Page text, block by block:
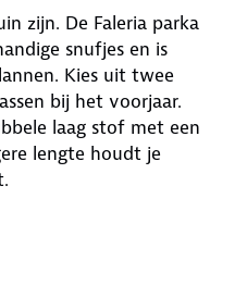
zijn. De Faleria parka
snufjes en is
Kies uit twee
bij het voorjaar.
laag stof met een
lengte houdt je
meer. Deze parka is